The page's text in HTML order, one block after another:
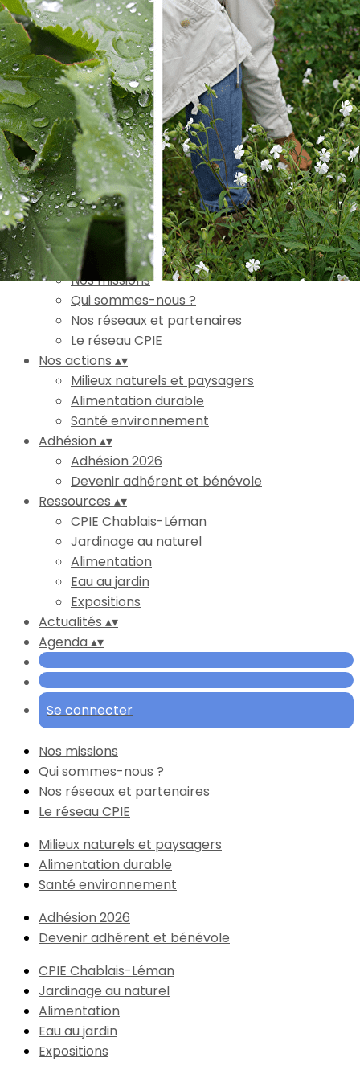
Exporter les lignes sélectionnées
Exporter toutes les colonnes
Exporter uniquement les colonnes affichées
Menu
Ajoutez un logo, un bouton, des réseaux sociaux
Cliquez pour éditer
Accueil▴
L'association
▴▾
Nos missions
Qui sommes-nous ?
Nos réseaux et partenaires
Le réseau CPIE
Nos actions ▴▾
Milieux naturels et paysagers
Alimentation durable
Santé environnement
Adhésion▴▾
Adhésion 2026
Devenir adhérent et bénévole
Ressources ▴▾
CPIE Chablais-Léman
Jardinage au naturel
Alimentation
Eau au jardin
Expositions
Actualités ▴▾
Agenda▴▾
Se connecter
Nos missions
Qui sommes-nous ?
Nos réseaux et partenaires
Le réseau CPIE
Milieux naturels et paysagers
Alimentation durable
Santé environnement
Adhésion 2026
Devenir adhérent et bénévole
CPIE Chablais-Léman
Jardinage au naturel
Alimentation
Eau au jardin
Expositions